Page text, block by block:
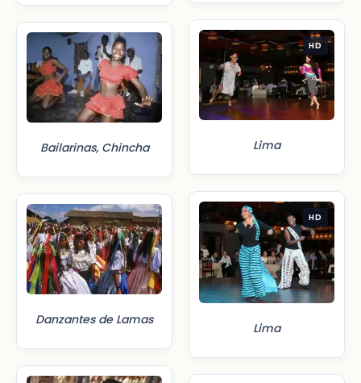
Bailarinas, Chincha
Danzantes de Lamas
HD
Lima
HD
Lima